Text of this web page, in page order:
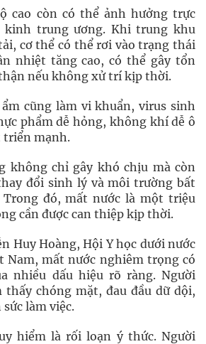
cao còn có thể ảnh hưởng trực
kinh trung ương. Khi trung khu
cơ thể có thể rơi vào trạng thái
nhiệt tăng cao, có thể gây tổn
nếu không xử trí kịp thời.
cũng làm vi khuẩn, virus sinh
phẩm dễ hỏng, không khí dễ ô
triển mạnh.
không chỉ gây khó chịu mà còn
đổi sinh lý và môi trường bất
Trong đó, mất nước là một triệu
cần được can thiệp kịp thời.
Huy Hoàng, Hội Y học dưới nước
Nam, mất nước nghiêm trọng có
nhiều dấu hiệu rõ ràng. Người
thấy chóng mặt, đau đầu dữ dội,
làm việc.
hiểm là rối loạn ý thức. Người